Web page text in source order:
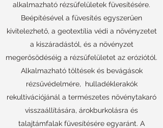
alkalmazható rézsűfelületek füvesítésére.
Beépítésével a füvesítés egyszerűen
kivitelezhető, a geotextília védi a növényzetet
a kiszáradástól, és a növényzet
megerősödéséig a rézsűfelületet az eróziótól.
Alkalmazható töltések és bevágások
rézsűvédelmére, hulladéklerakók
rekultivációjánál a természetes növénytakaró
visszaállítására, árokburkolásra és
talajtámfalak füvesítésére egyaránt. A